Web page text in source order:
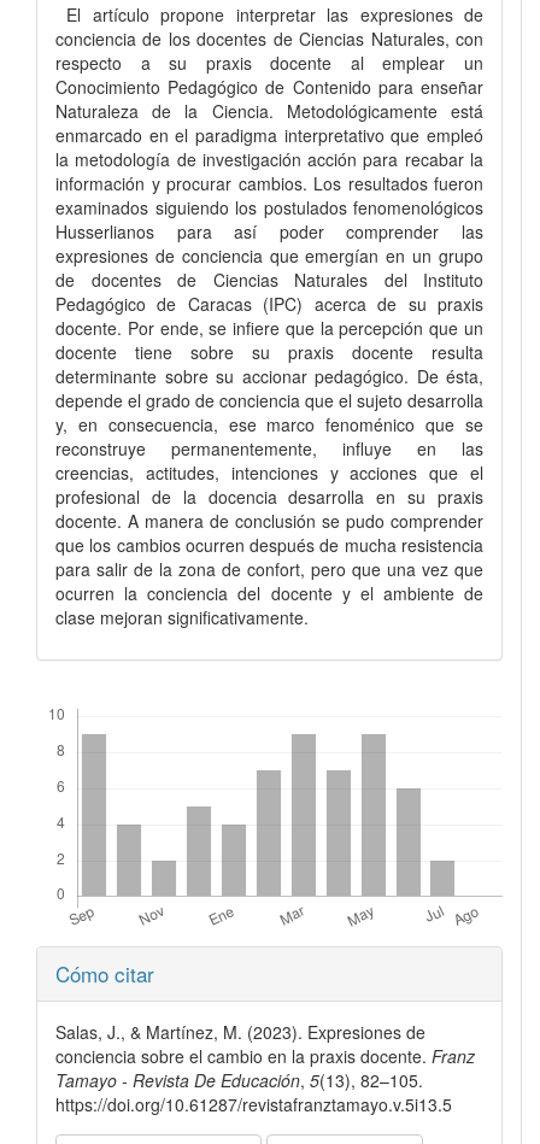
El artículo propone interpretar las expresiones de
conciencia de los docentes de Ciencias Naturales, con
respecto a su praxis docente al emplear un
Conocimiento Pedagógico de Contenido para enseñar
Naturaleza de la Ciencia. Metodológicamente está
enmarcado en el paradigma interpretativo que empleó
la metodología de investigación acción para recabar la
información y procurar cambios. Los resultados fueron
examinados siguiendo los postulados fenomenológicos
Husserlianos para así poder comprender las
expresiones de conciencia que emergían en un grupo
de docentes de Ciencias Naturales del Instituto
Pedagógico de Caracas (IPC) acerca de su praxis
docente. Por ende, se infiere que la percepción que un
docente tiene sobre su praxis docente resulta
determinante sobre su accionar pedagógico. De ésta,
depende el grado de conciencia que el sujeto desarrolla
y, en consecuencia, ese marco fenoménico que se
reconstruye permanentemente, influye en las
creencias, actitudes, intenciones y acciones que el
profesional de la docencia desarrolla en su praxis
docente. A manera de conclusión se pudo comprender
que los cambios ocurren después de mucha resistencia
para salir de la zona de confort, pero que una vez que
ocurren la conciencia del docente y el ambiente de
clase mejoran significativamente.
Detalles
del
artículo
Cómo citar
Salas, J., & Martínez, M. (2023). Expresiones de
conciencia sobre el cambio en la praxis docente. Franz
Tamayo - Revista De Educación, 5(13), 82–105.
https://doi.org/10.61287/revistafranztamayo.v.5i13.5